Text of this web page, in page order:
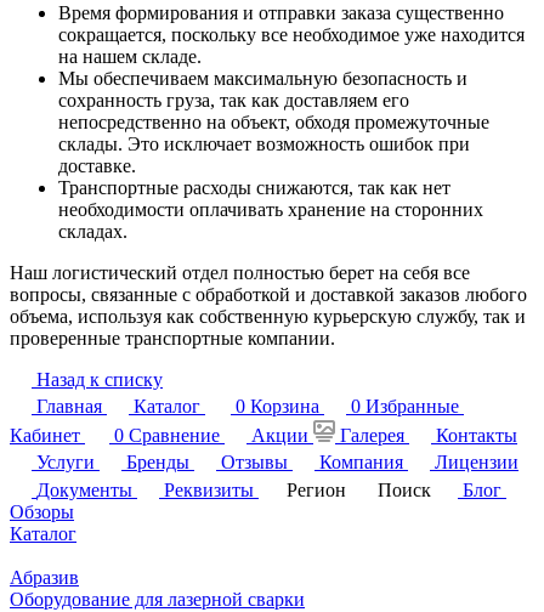
Время формирования и отправки заказа существенно
сокращается, поскольку все необходимое уже находится
на нашем складе.
Мы обеспечиваем максимальную безопасность и
сохранность груза, так как доставляем его
непосредственно на объект, обходя промежуточные
склады. Это исключает возможность ошибок при
доставке.
Транспортные расходы снижаются, так как нет
необходимости оплачивать хранение на сторонних
складах.
Наш логистический отдел полностью берет на себя все
вопросы, связанные с обработкой и доставкой заказов любого
объема, используя как собственную курьерскую службу, так и
проверенные транспортные компании.
Назад к списку
Главная
Каталог 0 Корзина 0 Избранные
Кабинет
0 Сравнение Акции Галерея
Контакты
Услуги
Бренды Отзывы Компания
Лицензии
Документы
Реквизиты Регион Поиск
Блог
Обзоры
Каталог
Абразив
Оборудование для лазерной сварки